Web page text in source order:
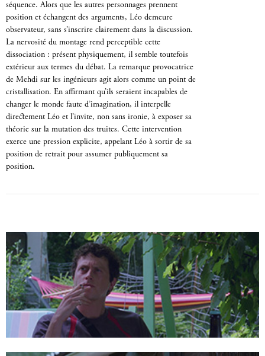
séquence. Alors que les autres personnages prennent
position et échangent des arguments, Léo demeure
observateur, sans s’inscrire clairement dans la discussion.
La nervosité du montage rend perceptible cette
dissociation : présent physiquement, il semble toutefois
extérieur aux termes du débat. La remarque provocatrice
de Mehdi sur les ingénieurs agit alors comme un point de
cristallisation. En affirmant qu’ils seraient incapables de
changer le monde faute d’imagination, il interpelle
directement Léo et l’invite, non sans ironie, à exposer sa
théorie sur la mutation des truites. Cette intervention
exerce une pression explicite, appelant Léo à sortir de sa
position de retrait pour assumer publiquement sa
position.